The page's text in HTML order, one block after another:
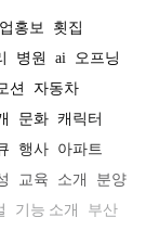
홍보
횟집
병원 ai
오프닝
션
자동차
문화 캐릭터
행사 아파트
교육 소개
분양
기능 소개
부산